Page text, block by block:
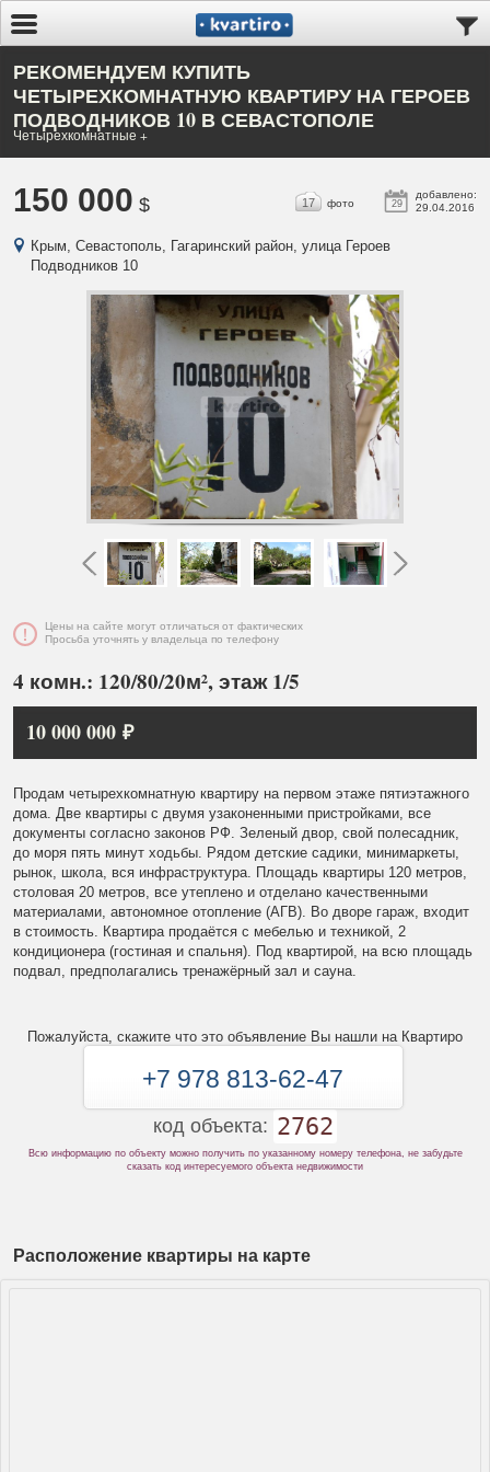
РЕКОМЕНДУЕМ КУПИТЬ
ЧЕТЫРЕХКОМНАТНУЮ КВАРТИРУ НА ГЕРОЕВ
ПОДВОДНИКОВ 10 В СЕВАСТОПОЛЕ
Четырехкомнатные +
150 000 $ 29
добавлено:
29.04.2016
17 фото
Крым, Севастополь, Гагаринский район, улица Героев
Подводников 10
Цены на сайте могут отличаться от фактических
Просьба уточнять у владельца по телефону
4 комн.: 120/80/20м², этаж 1/5
10 000 000 ₽
Продам четырехкомнатную квартиру на первом этаже пятиэтажного
дома. Две квартиры с двумя узаконенными пристройками, все
документы согласно законов РФ. Зеленый двор, свой полесадник,
до моря пять минут ходьбы. Рядом детские садики, минимаркеты,
рынок, школа, вся инфраструктура. Площадь квартиры 120 метров,
столовая 20 метров, все утеплено и отделано качественными
материалами, автономное отопление (АГВ). Во дворе гараж, входит
в стоимость. Квартира продаётся с мебелью и техникой, 2
кондиционера (гостиная и спальня). Под квартирой, на всю площадь
подвал, предполагались тренажёрный зал и сауна.
Пожалуйста, скажите что это объявление Вы нашли на Квартиро
+7 978 813-62-47
код объекта: 2762
Всю информацию по объекту можно получить по указанному номеру телефона, не забудьте
сказать код интересуемого объекта недвижимости
Расположение квартиры на карте